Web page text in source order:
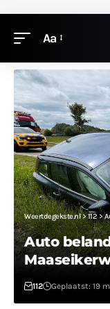
Aa
Weertdegekste.nl>112>
Auto
112 Geplaatst: 19